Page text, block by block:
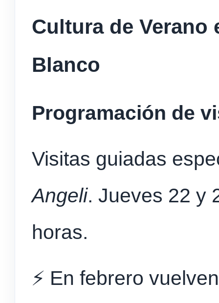
Cultura de Verano
Blanco
Programación de
Visitas guiadas
Angeli. Jueves 22 y
horas.
⚡ En febrero